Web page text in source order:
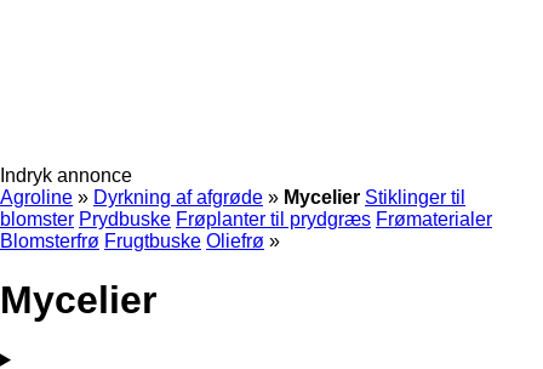
Indryk annonce
Agroline » Dyrkning af afgrøde » Mycelier Stiklinger til
blomster Prydbuske Frøplanter til prydgræs Frømaterialer
Blomsterfrø Frugtbuske Oliefrø »
Mycelier